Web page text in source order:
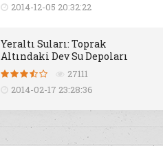
2014-12-05 20:32:22
Yeraltı Suları: Toprak
Altındaki Dev Su Depoları
27111
2014-02-17 23:28:36